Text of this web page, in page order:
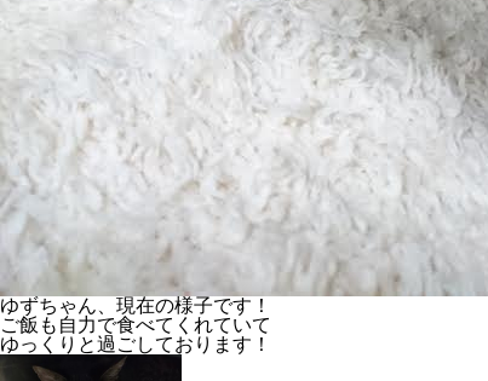
ゆずちゃん、現在の様子です！
ご飯も自力で食べてくれていて
ゆっくりと過ごしております！